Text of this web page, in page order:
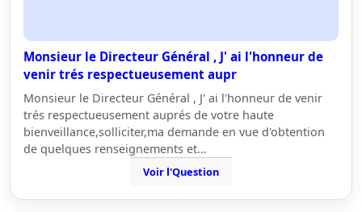
Monsieur le Directeur Général , J' ai l'honneur de
venir trés respectueusement aupr
Monsieur le Directeur Général , J' ai l'honneur de venir
trés respectueusement auprés de votre haute
bienveillance,solliciter,ma demande en vue d'obtention
de quelques renseignements et…
Voir l'Question